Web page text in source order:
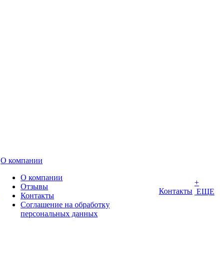
О компании
О компании
Отзывы
Контакты
Соглашение на обработку
персональных данных
Контакты
+
ЕЩЕ